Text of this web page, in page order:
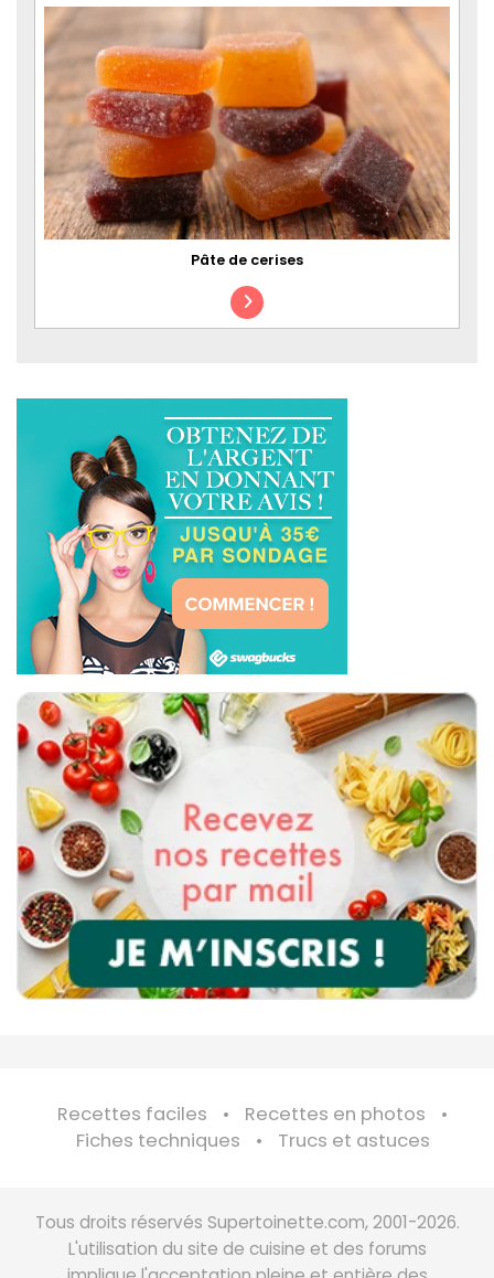
Pâte de cerises
Recettes faciles
Recettes en photos
Fiches techniques
Trucs et astuces
Tous droits réservés Supertoinette.com, 2001-2026.
L'utilisation du site de cuisine et des forums